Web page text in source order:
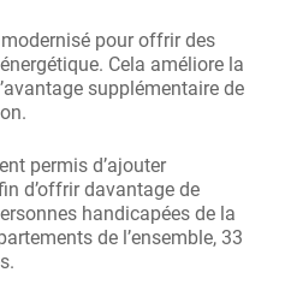
modernisé pour offrir des
Cela améliore la
supplémentaire de
permis d’ajouter
d’offrir davantage de
handicapées de la
de l’ensemble, 33